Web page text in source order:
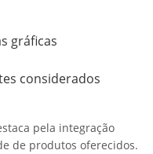
gráficas
considerados
pela integração
de produtos oferecidos.